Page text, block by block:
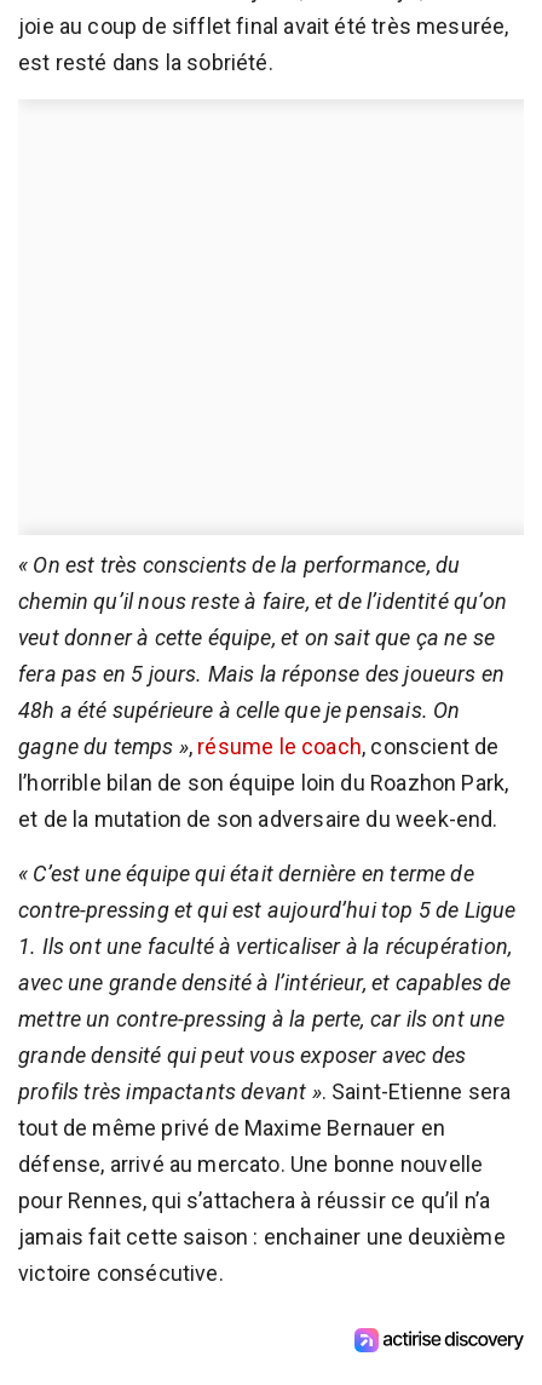
joie au coup de sifflet final avait été très mesurée,
est resté dans la sobriété.
« On est très conscients de la performance, du
chemin qu’il nous reste à faire, et de l’identité qu’on
veut donner à cette équipe, et on sait que ça ne se
fera pas en 5 jours. Mais la réponse des joueurs en
48h a été supérieure à celle que je pensais. On
gagne du temps », résume le coach, conscient de
l’horrible bilan de son équipe loin du Roazhon Park,
et de la mutation de son adversaire du week-end.
« C’est une équipe qui était dernière en terme de
contre-pressing et qui est aujourd’hui top 5 de Ligue
1. Ils ont une faculté à verticaliser à la récupération,
avec une grande densité à l’intérieur, et capables de
mettre un contre-pressing à la perte, car ils ont une
grande densité qui peut vous exposer avec des
profils très impactants devant ». Saint-Etienne sera
tout de même privé de Maxime Bernauer en
défense, arrivé au mercato. Une bonne nouvelle
pour Rennes, qui s’attachera à réussir ce qu’il n’a
jamais fait cette saison : enchainer une deuxième
victoire consécutive.